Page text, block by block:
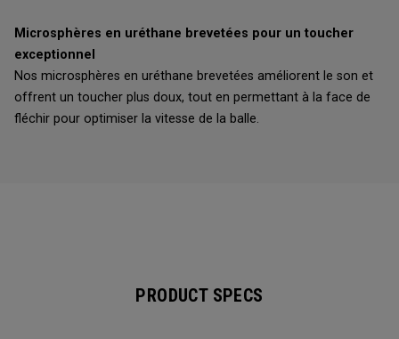
Microsphères en uréthane brevetées pour un toucher
exceptionnel
Nos microsphères en uréthane brevetées améliorent le son et
offrent un toucher plus doux, tout en permettant à la face de
fléchir pour optimiser la vitesse de la balle.
PRODUCT SPECS